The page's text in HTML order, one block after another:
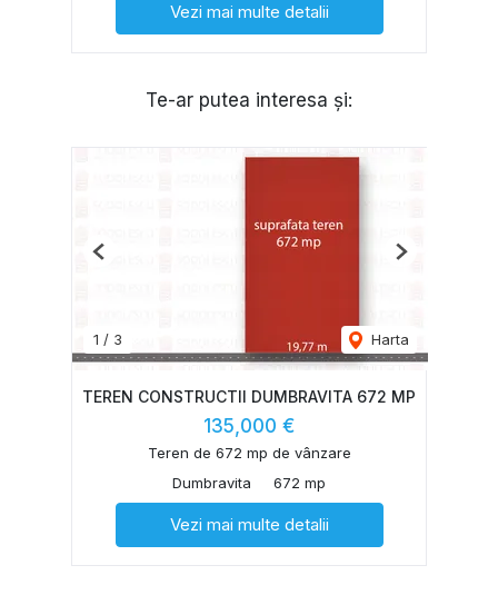
Vezi mai multe detalii
Te-ar putea interesa și:
1 / 3 Harta
Previous Next
TEREN CONSTRUCTII DUMBRAVITA 672 MP
135,000 €
Teren de 672 mp de vânzare
Dumbravita
672 mp
Vezi mai multe detalii